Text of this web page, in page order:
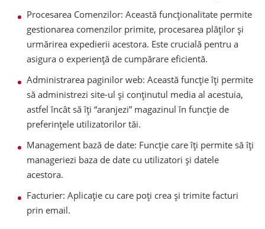
Procesarea Comenzilor: Această funcționalitate permite
gestionarea comenzilor primite, procesarea plăților și
urmărirea expedierii acestora. Este crucială pentru a
asigura o experiență de cumpărare eficientă.
Administrarea paginilor web: Această funcție îți permite
să administrezi site-ul și conținutul media al acestuia,
astfel încât să îți “aranjezi” magazinul în funcție de
preferințele utilizatorilor tăi.
Management bază de date: Funcție care îți permite să îți
manageriezi baza de date cu utilizatori și datele
acestora.
Facturier: Aplicație cu care poți crea și trimite facturi
prin email.